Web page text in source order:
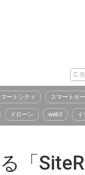
広
マートシティ スマートホ
ドローン web3 イ
「